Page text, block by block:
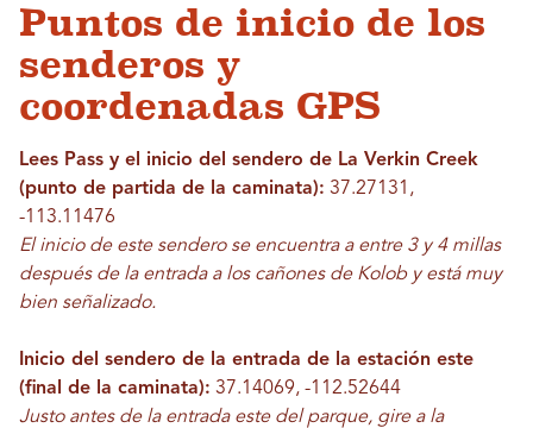
Puntos de inicio de los
senderos y
coordenadas GPS
Lees Pass y el inicio del sendero de La Verkin Creek
(punto de partida de la caminata): 37.27131,
-113.11476
El inicio de este sendero se encuentra a entre 3 y 4 millas
después de la entrada a los cañones de Kolob y está muy
bien señalizado.
Inicio del sendero de la entrada de la estación este
(final de la caminata): 37.14069, -112.52644
Justo antes de la entrada este del parque, gire a la